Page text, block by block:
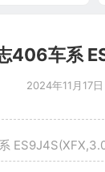
406车系
2024年11月17